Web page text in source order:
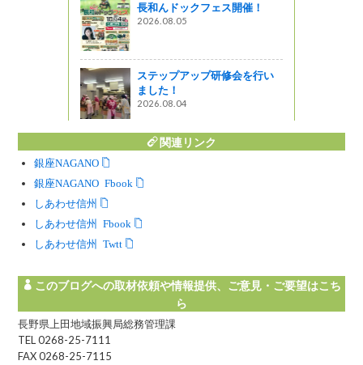
長和んドックフェス開催！
2026.08.05
ステップアップ研修会を行い
ました！
2026.08.04
関連リンク
銀座NAGANO
銀座NAGANO Facebook
しあわせ信州
しあわせ信州 Facebook
しあわせ信州 Twitter
このブログへの取材依頼や情報提供、ご意見・ご要望はこち
ら
長野県上田地域振興局総務管理課
TEL 0268-25-7111
FAX 0268-25-7115